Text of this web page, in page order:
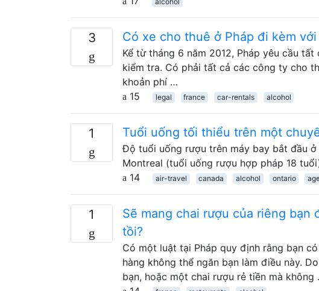
3 Có xe cho thuê ở Pháp đi kèm
Kể từ tháng 6 năm 2012, Pháp yêu cầu
kiểm tra. Có phải tất cả các công ty cho
khoản phí …
15
legal france car-rentals alcohol
1 Tuổi uống tối thiểu trên một
Độ tuổi uống rượu trên máy bay bắt đầu
Montreal (tuổi uống rượu hợp pháp 18
14
air-travel canada alcohol ontario
1
Sẽ mang chai rượu của riêng bạn
tồi?
Có một luật tại Pháp quy định rằng bạn
hàng không thể ngăn bạn làm điều này.
bạn, hoặc một chai rượu rẻ tiền mà không